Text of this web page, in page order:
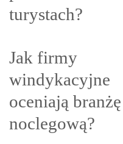
turystach?
Jak firmy
windykacyjne
oceniają branżę
noclegową?